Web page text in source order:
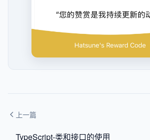
上一篇
TypeScript-类和接口的使用